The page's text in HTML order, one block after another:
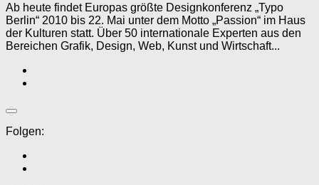
Ab heute findet Europas größte Designkonferenz „Typo
Berlin“ 2010 bis 22. Mai unter dem Motto „Passion“ im Haus
der Kulturen statt. Über 50 internationale Experten aus den
Bereichen Grafik, Design, Web, Kunst und Wirtschaft...
Folgen: